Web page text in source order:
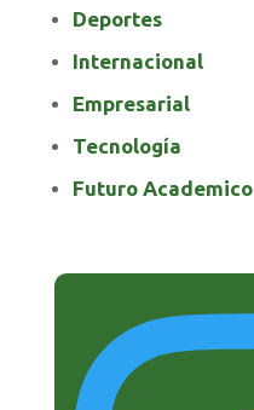
Deportes
Internacional
Empresarial
Tecnología
Futuro Academico